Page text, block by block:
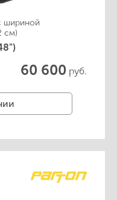
шириной
см)
60 600 руб.